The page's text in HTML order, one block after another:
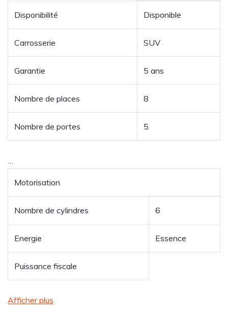
Disponibilité Disponible
Carrosserie SUV
Garantie 5 ans
Nombre de places 8
Nombre de portes 5
…
Motorisation
Nombre de cylindres 6
Energie Essence
Puissance fiscale
Afficher plus